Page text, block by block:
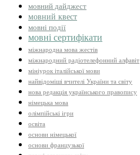
мовний дайджест
мовний квест
мовні події
мовні сертифікати
міжнародна мова жестів
міжнародний радіотелефонний алфавіт
мініурок італійської мови
найвідоміші вчителі України та світу
нова редакція українського правопису
німецька мова
олімпійські ігри
освіта
основи німецької
основи французької